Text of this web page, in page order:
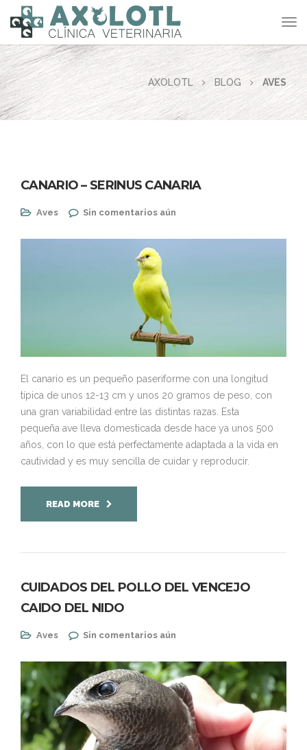
AXOLOTL BLOG AVES
CANARIO – SERINUS CANARIA
Aves Sin comentarios aún
El canario es un pequeño paseriforme con una longitud
típica de unos 12-13 cm y unos 20 gramos de peso, con
una gran variabilidad entre las distintas razas. Esta
pequeña ave lleva domesticada desde hace ya unos 500
años, con lo que está perfectamente adaptada a la vida en
cautividad y es muy sencilla de cuidar y reproducir.
READ MORE
CUIDADOS DEL POLLO DEL VENCEJO
CAIDO DEL NIDO
Aves Sin comentarios aún